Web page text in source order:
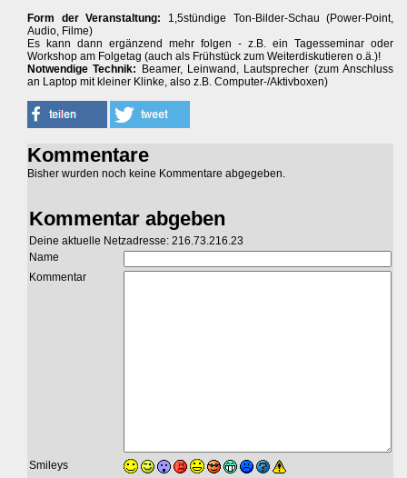
Form der Veranstaltung: 1,5stündige Ton-Bilder-Schau (Power-Point,
Audio, Filme)
Es kann dann ergänzend mehr folgen - z.B. ein Tagesseminar oder
Workshop am Folgetag (auch als Frühstück zum Weiterdiskutieren o.ä.)!
Notwendige Technik: Beamer, Leinwand, Lautsprecher (zum Anschluss
an Laptop mit kleiner Klinke, also z.B. Computer-/Aktivboxen)
Kommentare
Bisher wurden noch keine Kommentare abgegeben.
Kommentar abgeben
Deine aktuelle Netzadresse: 216.73.216.23
Name
Kommentar
Smileys